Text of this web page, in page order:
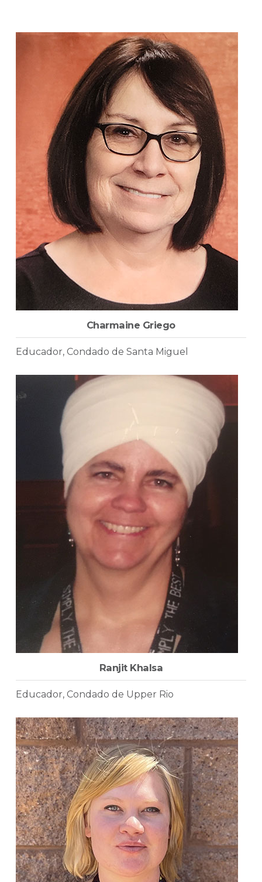
Charmaine Griego
Educador, Condado de Santa Miguel
Ranjit Khalsa
Educador, Condado de Upper Rio